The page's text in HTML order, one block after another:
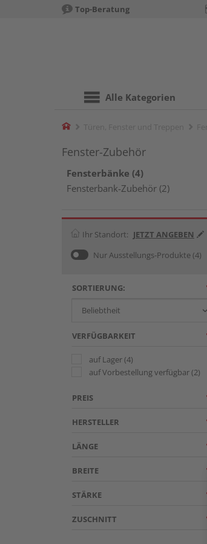
Top-Beratung
Alle Kategorien
Home
Fenster-Zubehör
Fensterbänke (4)
Fensterbank-Zubehör (2)
Ihr Standort: JETZT ANGEBEN
Nur Ausstellungs-Produkte (4)
SORTIERUNG:
VERFÜGBARKEIT
auf Lager(4)
auf Vorbestellung verfügbar(2)
PREIS
HERSTELLER
LÄNGE
BREITE
STÄRKE
ZUSCHNITT